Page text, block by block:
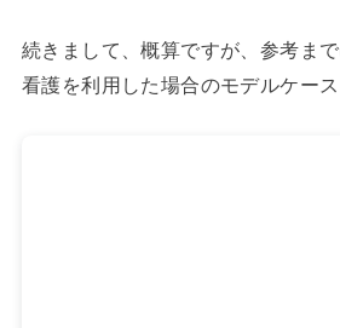
続きまして、概算ですが、参考ま
看護を利用した場合のモデルケース